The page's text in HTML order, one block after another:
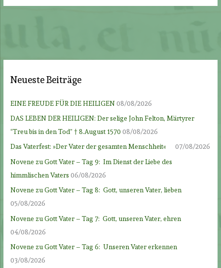
Neueste Beiträge
EINE FREUDE FÜR DIE HEILIGEN08/08/2026
DAS LEBEN DER HEILIGEN: Der selige John Felton, Märtyrer
“Treu bis in den Tod” † 8.August 1570 08/08/2026
Das Vaterfest: »Der Vater der gesamten Menschheit«
07/08/2026
Novene zu Gott Vater – Tag 9: Im Dienst der Liebe des
himmlischen Vaters 06/08/2026
Novene zu Gott Vater – Tag 8: Gott, unseren Vater, lieben
05/08/2026
Novene zu Gott Vater – Tag 7: Gott, unseren Vater, ehren
04/08/2026
Novene zu Gott Vater – Tag 6: Unseren Vater erkennen
03/08/2026